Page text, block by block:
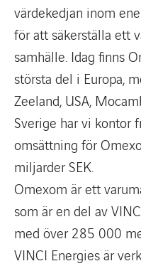
värdekedjan inom
för att säkerställa ett
samhälle. Idag finns
största del i Europa,
Zeeland, USA,
Sverige har vi kontor
omsättning för
miljarder SEK.
Omexom är ett
som är en del av
med över 285 000
VINCI Energies är